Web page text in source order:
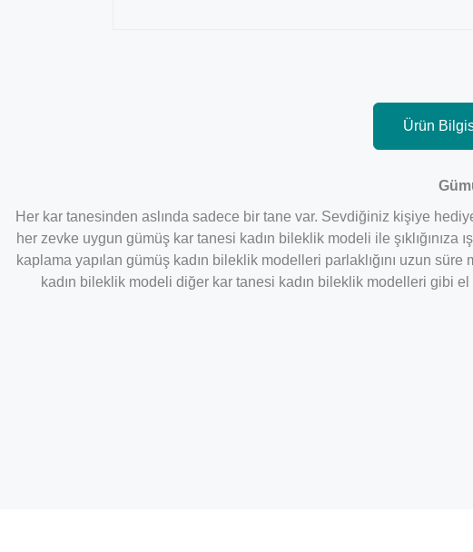
Ürün
Her kar tanesinden aslında sadece bir tane var. Sevdiğiniz kişiye
her zevke uygun gümüş kar tanesi kadın bileklik modeli ile şıklığınıza
kaplama yapılan gümüş kadın bileklik modelleri parlaklığını uzun
kadın bileklik modeli diğer kar tanesi kadın bileklik modelleri gibi